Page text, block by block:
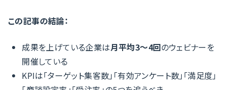
この記事の結論：
成果を上げている企業は月平均3〜4回のウェビナーを
開催している
KPIは「ターゲット集客数」「有効アンケート数」「満足度」